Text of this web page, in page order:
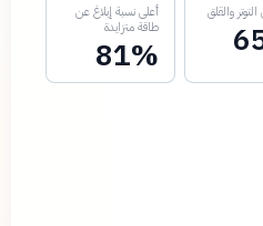
والقلق
أعلى نسبة إبلاغ عن
طاقة متزايدة
81%